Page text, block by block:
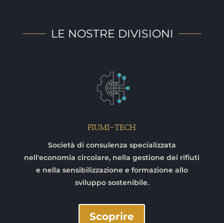
LE NOSTRE DIVISIONI
FIUMI-TECH
Società di consulenza specializzata
nell'economia circolare, nella gestione dei rifiuti
e nella sensibilizzazione e formazione allo
sviluppo sostenibile.
Scoprire